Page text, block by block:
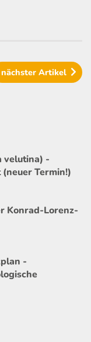
nächster Artikel
velutina) -
Termin!)
Konrad-Lorenz-
-